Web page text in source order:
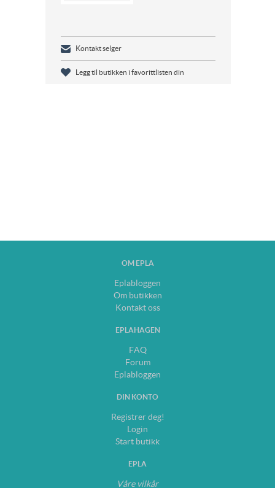
Kontakt selger
Legg til butikken i favorittlisten din
OM EPLA
Eplabloggen
Om butikken
Kontakt oss
EPLAHAGEN
FAQ
Forum
Eplabloggen
DIN KONTO
Registrer deg!
Login
Start butikk
EPLA
Våre vilkår